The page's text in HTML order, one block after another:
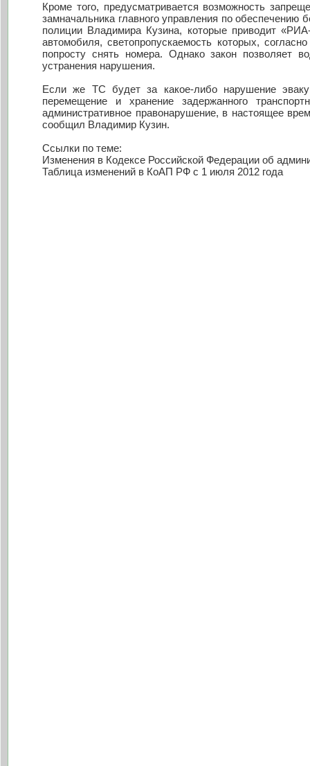
Кроме того, предусматривается возможность
замначальника главного управления по
полиции Владимира Кузина, которые приводит
автомобиля, светопропускаемость которых,
попросту снять номера. Однако закон позволяет
устранения нарушения.
Если же ТС будет за какое-либо нарушение
перемещение и хранение задержанного
административное правонарушение, в настоящее
сообщил Владимир Кузин.
Ссылки по теме:
Изменения в Кодексе Российской Федерации об
Таблица изменений в КоАП РФ с 1 июля 2012 года